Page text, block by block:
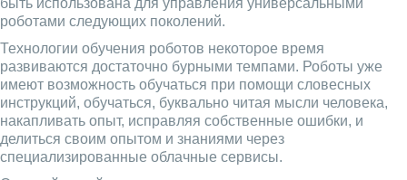
быть использована для управления универсальными
роботами следующих поколений.
Технологии обучения роботов некоторое время
развиваются достаточно бурными темпами. Роботы уже
имеют возможность обучаться при помощи словесных
инструкций, обучаться, буквально читая мысли человека,
накапливать опыт, исправляя собственные ошибки, и
делиться своим опытом и знаниями через
специализированные облачные сервисы.